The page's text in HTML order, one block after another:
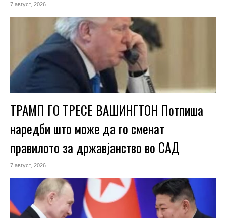
7 август, 2026
ТРАМП ГО ТРЕСЕ ВАШИНГТОН Потпиша
наредби што може да го сменат
правилото за државјанство во САД
7 август, 2026